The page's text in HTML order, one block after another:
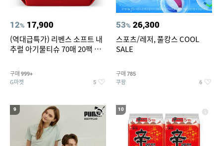
12% 17,900
(역대급특가) 리벤스 소프트 내
추럴 아기물티슈 70매 20팩 캡
구매 999+
G마켓 5
53% 26,300
스포츠/레저, 풀캉스 COOL
SALE
구매 785
쿠팡 6
9 10